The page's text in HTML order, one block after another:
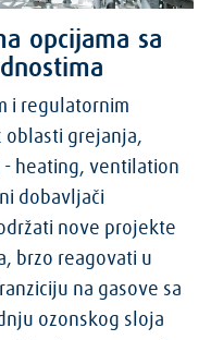
opcijama sa
i regulatornim
oblasti grejanja,
- heating, ventilation
dobavljači
nove projekte
brzo reagovati u
na gasove sa
ozonskog sloja